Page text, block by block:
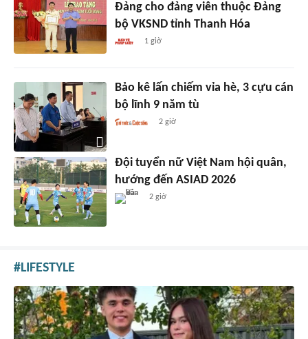
Đảng cho đảng viên thuộc Đảng
bộ VKSND tỉnh Thanh Hóa
1 giờ
Bảo kê lấn chiếm vỉa hè, 3 cựu cán
bộ lĩnh 9 năm tù
2 giờ
Đội tuyển nữ Việt Nam hội quân,
hướng đến ASIAD 2026
2 giờ
LIFESTYLE